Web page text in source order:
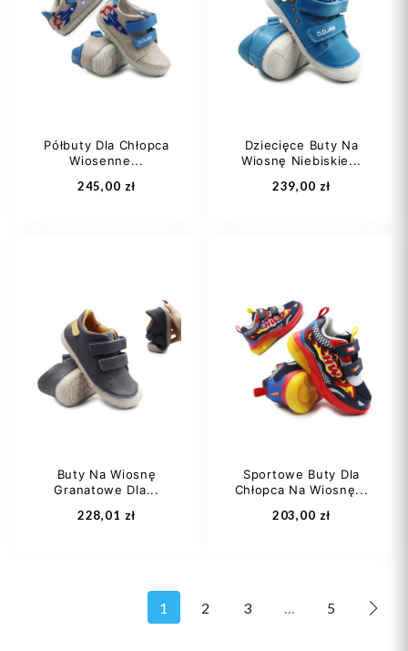
22 24 25
Dodaj do koszyka
22
24
25
Dodaj do koszyka
Półbuty Dla Chłopca
Wiosenne...
245,00 zł
26
29
30
Dodaj do koszyka
Dziecięce Buty Na
Wiosnę Niebiskie...
239,00 zł
26 29 31
Dodaj do koszyka
Buty Na Wiosnę
Granatowe Dla...
228,01 zł
Sportowe Buty Dla
Chłopca Na Wiosnę...
203,00 zł
1 2 3 … 5